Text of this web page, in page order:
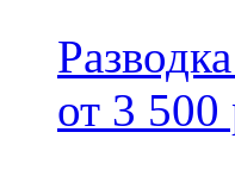
от 3 500